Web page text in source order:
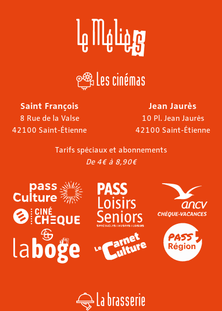
Les cinémas
Saint François
8 Rue de la Valse
42100 Saint-Étienne
Jean Jaurès
10 Pl. Jean Jaurès
42100 Saint-Étienne
Tarifs spéciaux et abonnements
De 4€ à 8,90€
La brasserie